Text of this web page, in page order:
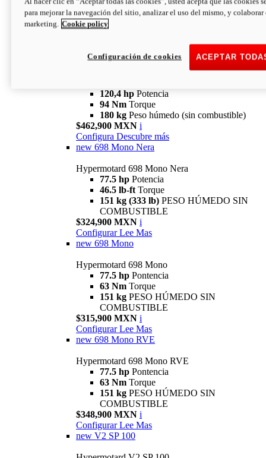
94 NmTorque
180 kgPESO HÚMEDO SIN
COMBUSTIBLE
newV2 SP
120,4 hp Potencia
94 Nm Torque
180 kg Peso húmedo (sin combustible)
$462,900 MXN i
Configura Descubre más
new 698 Mono Nera
Hypermotard 698 Mono Nera
77.5 hp Potencia
46.5 lb-ft Torque
151 kg (333 lb) PESO HÚMEDO SIN
COMBUSTIBLE
$324,900 MXN i
Configurar Lee Mas
new 698 Mono
Hypermotard 698 Mono
77.5 hp Pontencia
63 Nm Torque
151 kg PESO HÚMEDO SIN
COMBUSTIBLE
$315,900 MXN i
Configurar Lee Mas
new 698 Mono RVE
Hypermotard 698 Mono RVE
77.5 hp Pontencia
63 Nm Torque
151 kg PESO HÚMEDO SIN
COMBUSTIBLE
$348,900 MXN i
Configurar Lee Mas
new V2 SP 100
para mejorar la navegación del sitio, analizar el uso del mismo, y colaborar
marketing. Cookie policy
ACEPTAR
Configuración de cookies